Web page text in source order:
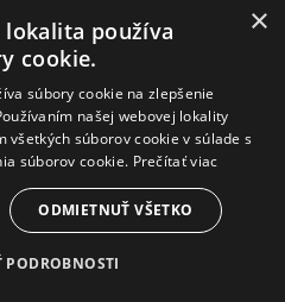
DRAGO,
×
používa
cookie.
súbory cookie na zlepšenie
našej webovej lokality
všetkých súborov cookie v súlade s
súborov cookie. Prečítať viac
ODMIETNUŤ VŠETKO
PODROBNOSTI